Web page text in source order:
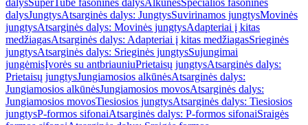
dalysSuperTube fasoninės dalysAlkūnėsSpecialios fasoninės
dalysJungtysAtsarginės dalys: JungtysSuvirinamos jungtysMovinės
jungtysAtsarginės dalys: Movinės jungtysAdapteriai į kitas
medžiagasAtsarginės dalys: Adapteriai į kitas medžiagasSrieginės
jungtysAtsarginės dalys: Srieginės jungtysSujungimai
jungėmisĮvorės su antbriauniuPrietaisų jungtysAtsarginės dalys:
Prietaisų jungtysJungiamosios alkūnėsAtsarginės dalys:
Jungiamosios alkūnėsJungiamosios movosAtsarginės dalys:
Jungiamosios movosTiesiosios jungtysAtsarginės dalys: Tiesiosios
jungtysP-formos sifonaiAtsarginės dalys: P-formos sifonaiSraigės